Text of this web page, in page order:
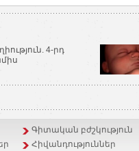
4-րդ
Գիտական բժշկություն
Հիվանդություններ